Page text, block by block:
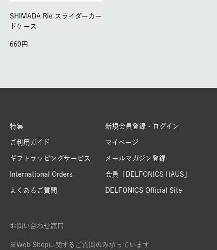
SHIMADA Rie スライダーカー
ドケース
660
特集
ご利用ガイド
ギフトラッピングサービス
International Orders
よくあるご質問
新規会員登録・ログイン
マイページ
メールマガジン登録
会員「DELFONICS HAUS」
DELFONICS Official Site
お問い合わせ窓口
※Web Shopに関するご質問のみ承っています